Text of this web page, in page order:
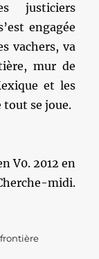
justiciers
engagée
vachers, va
mur de
et les
tout se joue.
V0. 2012 en
midi.
frontière